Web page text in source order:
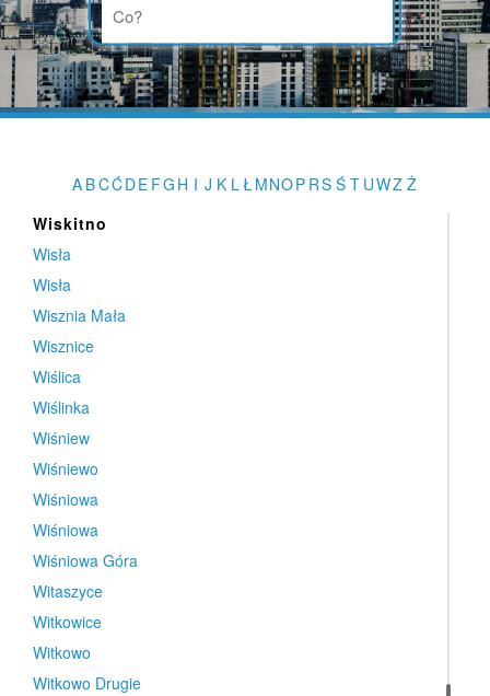
A BCĆDE FG H I J K LŁ MNOP RS Ś T UWZ Ż
Wilkanów
Wilkowice
Wilkowo
Wilków
Wiskitno
Wisła
Wisła
Wisznia Mała
Wisznice
Wiślica
Wiślinka
Wiśniew
Wiśniewo
Wiśniowa
Wiśniowa
Wiśniowa Góra
Witaszyce
Witkowice
Witkowo
Witkowo Drugie